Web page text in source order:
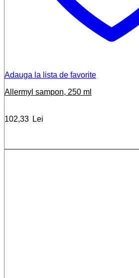
Adauga la lista de favorite
Allermyl sampon, 250 ml
102,33 Lei